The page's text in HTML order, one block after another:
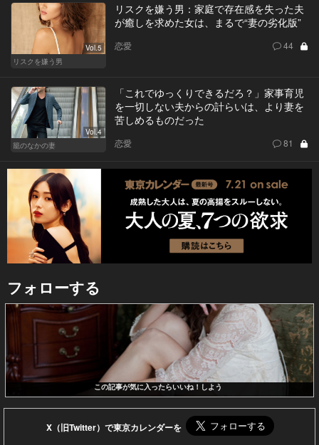
Vol.5
リスクを嫌う男
リスクを嫌う男：家庭で存在感を失った夫
が癒しを求めた女は、まるで“妻の劣化版”
恋愛 44
Vol.4
籠のなかの妻
「これでゆっくりできるだろ？」家事育児
を一切しない夫からの計らいは、より妻を
苦しめるものだった
恋愛 81
フォローする
この記事が気に入ったらいいね！しよう
X（旧Twitter）で東京カレンダーを